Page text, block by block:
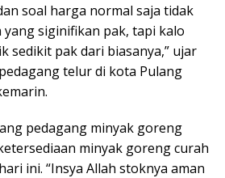
soal harga normal saja tidak
siginifikan pak, tapi kalo
sedikit pak dari biasanya,” ujar
telur di kota Pulang
pedagang minyak goreng
minyak goreng curah
ini. “Insya Allah stoknya aman